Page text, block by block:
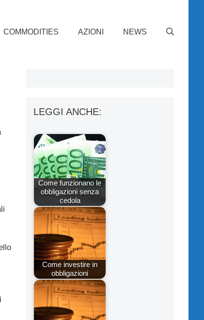
COMMODITIES AZIONI NEWS
LEGGI ANCHE:
Come funzionano le
obbligazioni senza
cedola
Come investire in
obbligazioni